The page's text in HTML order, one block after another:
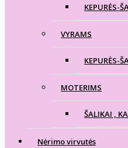
KEPURĖS-
VYRAMS
KEPURĖS-
MOTERIMS
ŠALIKAI ,
Nėrimo virvutės